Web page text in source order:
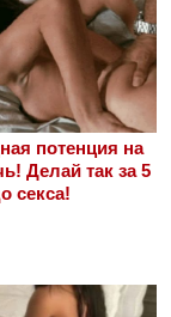
потенция на
Делай так за 5
секса!